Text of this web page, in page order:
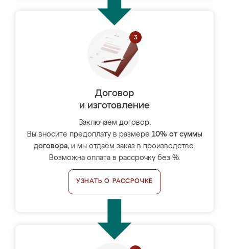
Договор
и изготовление
Заключаем договор,
Вы вносите предоплату в размере 10% от суммы
договора, и мы отдаём заказ в производство.
Возможна оплата в рассрочку без %.
УЗНАТЬ О РАССРОЧКЕ